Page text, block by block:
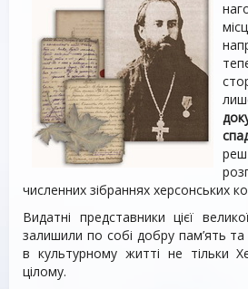
численних зібраннях херсонських
Видатні представники цієї
залишили по собі добру пам’ять та
в культурному житті не тільки
цілому.